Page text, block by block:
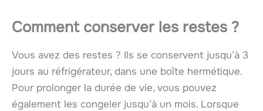
Comment conserver les restes ?
Vous avez des restes ? Ils se conservent jusqu’à 3
jours au réfrigérateur, dans une boîte hermétique.
Pour prolonger la durée de vie, vous pouvez
également les congeler jusqu’à un mois. Lorsque